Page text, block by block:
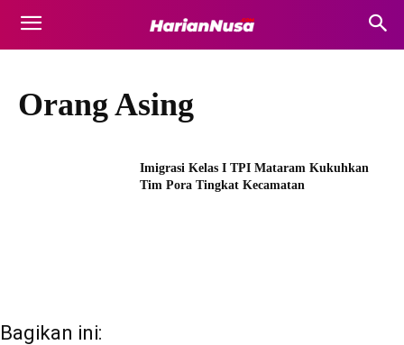
Orang Asing
Imigrasi Kelas I TPI Mataram Kukuhkan
Tim Pora Tingkat Kecamatan
Bagikan ini: